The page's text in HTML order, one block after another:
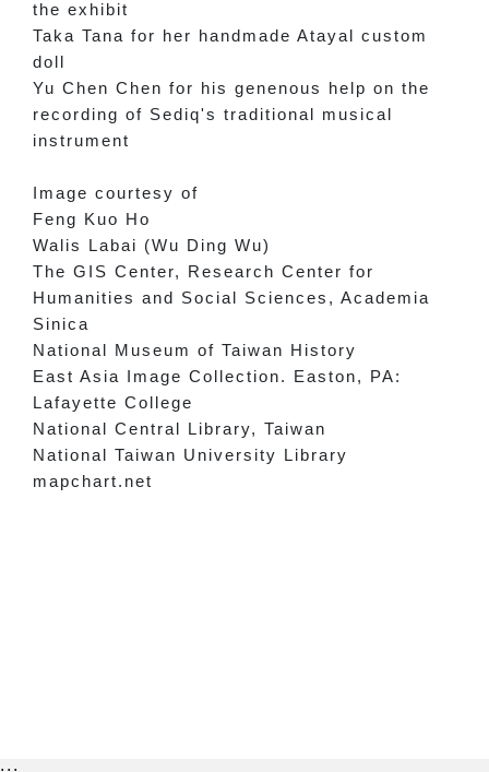
the exhibit
Taka Tana for her handmade Atayal custom
doll
Yu Chen Chen for his genenous help on the
recording of Sediq's traditional musical
instrument
Image courtesy of
Feng Kuo Ho
Walis Labai (Wu Ding Wu)
The GIS Center, Research Center for
Humanities and Social Sciences, Academia
Sinica
National Museum of Taiwan History
East Asia Image Collection. Easton, PA:
Lafayette College
National Central Library, Taiwan
National Taiwan University Library
mapchart.net